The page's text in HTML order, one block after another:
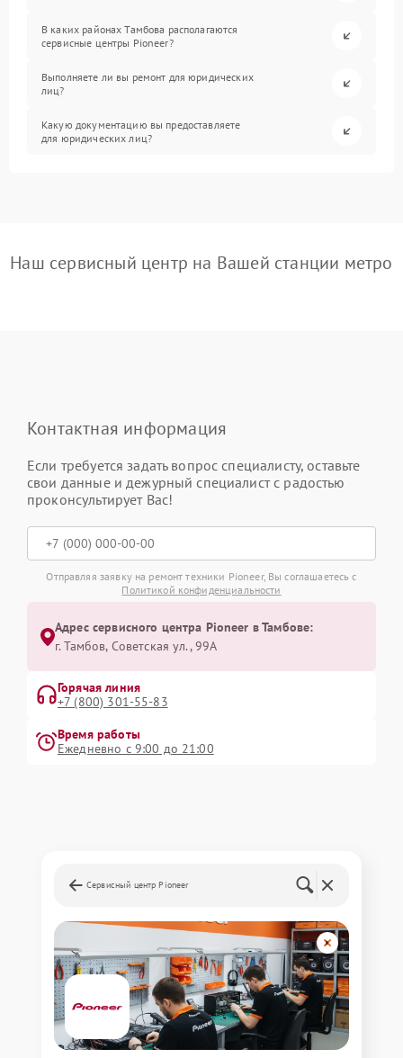
В каких районах Тамбова располагаются
сервисные центры Pioneer?
Выполняете ли вы ремонт для юридических
лиц?
Какую документацию вы предоставляете
для юридических лиц?
Наш сервисный центр на Вашей станции метро
Контактная информация
Если требуется задать вопрос специалисту, оставьте
свои данные и дежурный специалист с радостью
проконсультирует Вас!
Отправляя заявку на ремонт техники Pioneer, Вы соглашаетесь с
Политикой конфиденциальности
Адрес сервисного центра Pioneer в Тамбове:
г. Тамбов, Советская ул., 99А
Горячая линия
+7 (800) 301-55-83
Время работы
Ежедневно с 9:00 до 21:00
Сервисный центр Pioneer